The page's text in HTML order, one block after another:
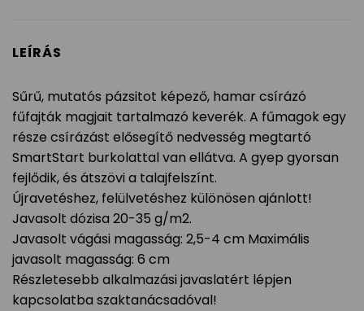
LEÍRÁS
Sűrű, mutatós pázsitot képező, hamar csírázó
fűfajták magjait tartalmazó keverék. A fűmagok egy
része csírázást elősegítő nedvesség megtartó
SmartStart burkolattal van ellátva. A gyep gyorsan
fejlődik, és átszövi a talajfelszínt.
Újravetéshez, felülvetéshez különösen ajánlott!
Javasolt dózisa 20-35 g/m2.
Javasolt vágási magasság: 2,5-4 cm Maximális
javasolt magasság: 6 cm
Részletesebb alkalmazási javaslatért lépjen
kapcsolatba szaktanácsadóval!